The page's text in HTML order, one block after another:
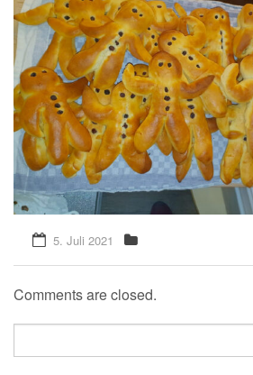
Datenschutz
5. Juli 2021
Comments are closed.